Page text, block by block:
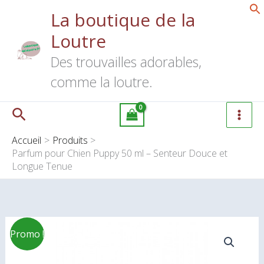
La boutique de la
Loutre
Des trouvailles adorables,
comme la loutre.
Rechercher
Accueil
Produits
Parfum pour Chien Puppy 50 ml – Senteur Douce et
Longue Tenue
Promo !
quantité
de